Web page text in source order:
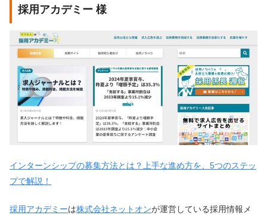
採用アカデミー 様
インターンシップの募集方法とは？上手な進め方を、5つのステッ
プで解説！
採用アカデミーは株式会社ネットオンが運営している採用情報メ